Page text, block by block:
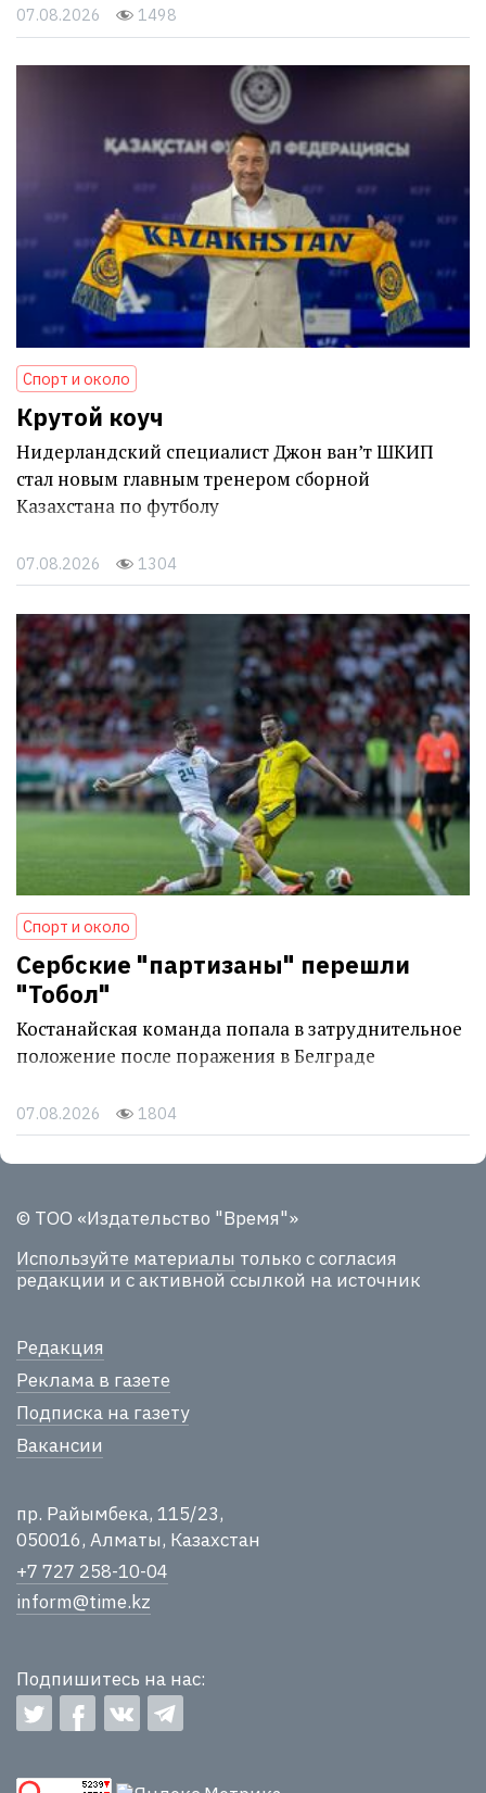
07.08.2026 1498
Спорт и около
Крутой коуч
Нидерландский специалист Джон ван’т ШКИП
стал новым главным тренером сборной
Казахстана по футболу
07.08.2026 1304
Спорт и около
Сербские "партизаны" перешли
"Тобол"
Костанайская команда попала в затруднительное
положение после поражения в Белграде
07.08.2026 1804
© ТОО «Издательство "Время"»
Используйте материалы только с согласия
редакции и с активной ссылкой на источник
Редакция
Реклама в газете
Подписка на газету
Вакансии
пр. Райымбека, 115/23,
050016, Алматы, Казахстан
+7 727 258-10-04
inform@time.kz
Подпишитесь на нас: